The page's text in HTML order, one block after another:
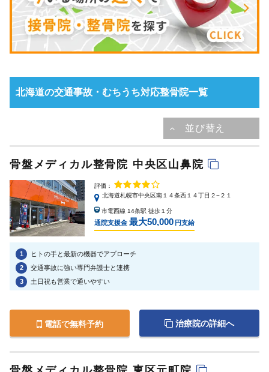
北海道の交通事故・むちうち対応整骨院一覧
骨盤メディカル整骨院 中央区山鼻院
評価：
北海道札幌市中央区南１４条西１４丁目２−２１
市電西線 14条駅 徒歩１分
通院支援金 最大50,000 円支給
1
ヒトの手と最新の機器でアプローチ
2
交通事故に強い専門弁護士と連携
3
土日祝も営業で通いやすい
電話で無料予約 治療院の詳細へ